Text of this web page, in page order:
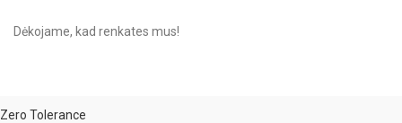
Dėkojame, kad renkates mus!
Zero Tolerance